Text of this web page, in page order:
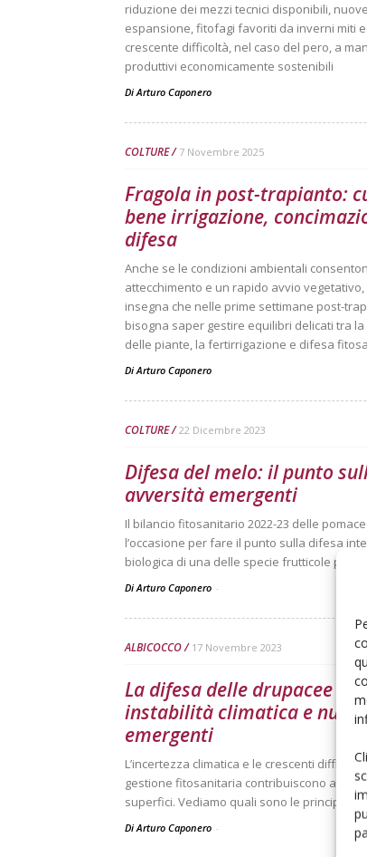
riduzione dei mezzi tecnici disponibili,
espansione, fitofagi favoriti da inverni miti
crescente difficoltà, nel caso del pero, a
produttivi economicamente sostenibili
DiArturo Caponero
COLTURE 7 Novembre 2025
Fragola in post-trapianto:
bene irrigazione,
difesa
Anche se le condizioni ambientali
attecchimento e un rapido avvio vegetativo,
insegna che nelle prime settimane post-
bisogna saper gestire equilibri delicati tra
delle piante, la fertirrigazione e difesa
DiArturo Caponero
COLTURE 22 Dicembre 2023
Difesa del melo: il punto
avversità emergenti
Il bilancio fitosanitario 2022-23 delle
l’occasione per fare il punto sulla difesa
biologica di una delle specie frutticole più
Di Arturo Caponero -
ALBICOCCO 17 Novembre 2023
La difesa delle drupacee tra
instabilità climatica e
emergenti
L’incertezza climatica e le crescenti
gestione fitosanitaria contribuiscono alla
superfici. Vediamo quali sono le principali
Di Arturo Caponero -